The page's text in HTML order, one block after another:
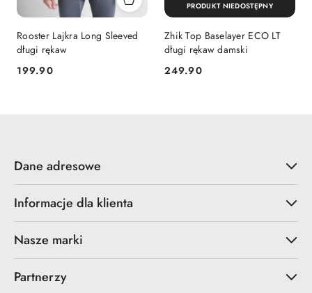
Rooster Lajkra Long Sleeved
długi rękaw
Cena:
199.90
Zhik Top Baselayer ECO LT
długi rękaw damski
Cena:
249.90
PRODUKT NIEDOSTĘPNY
Dane adresowe
Informacje dla klienta
Nasze marki
Partnerzy